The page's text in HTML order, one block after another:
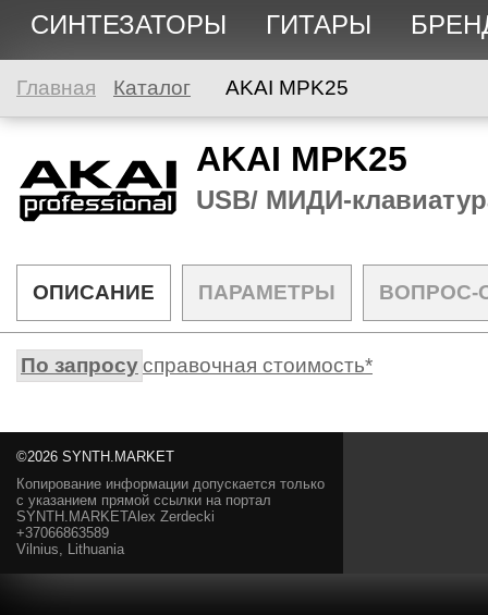
СИНТЕЗАТОРЫ ГИТАРЫ
АУДИО ПРОДАЖА
Главная Каталог AKAI MPK25
AKAI MPK25
USB/ МИДИ-
ОПИСАНИЕ ПАРАМЕТРЫ ВОПРОС-
По запросусправочная стоимость*
©2026 SYNTH.MARKET
Копирование информации допускается только
с указанием прямой ссылки на портал
SYNTH.MARKETAlex Zerdecki
+37066863589
Vilnius, Lithuania